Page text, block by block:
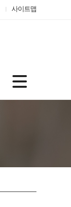
사이트맵